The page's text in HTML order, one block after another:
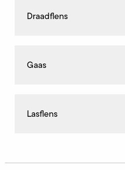
Draadflens
Gaas
Lasflens